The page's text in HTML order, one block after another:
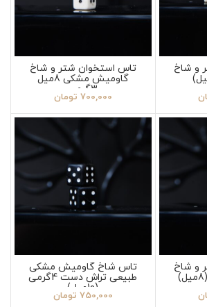
و شاخ تاس استخوان شتر و شاخ
گاومیش مشکی 8میل
3گرمی
700,000 تومان
و شاخ تاس شاخ گاومیش مشکی
طبیعی تراش دست 4گرمی
(10میل)
750,000 تومان